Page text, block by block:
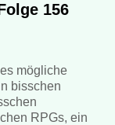
156
mögliche
bisschen
RPGs, ein